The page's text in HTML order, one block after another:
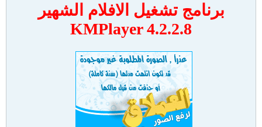
برنامج تشغيل الافلام الشهير
KMPlayer 4.2.2.8